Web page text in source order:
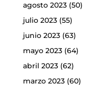
agosto 2023(50)
julio 2023(55)
junio 2023(63)
mayo 2023(64)
abril 2023(62)
marzo 2023(60)